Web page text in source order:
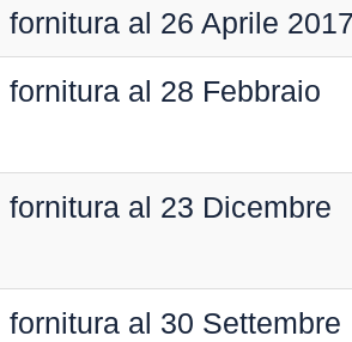
fornitura al 26 Aprile
fornitura al 28 Febbraio
fornitura al 23 Dicembre
fornitura al 30 Settembre